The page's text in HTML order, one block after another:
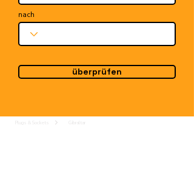
nach
überprüfen